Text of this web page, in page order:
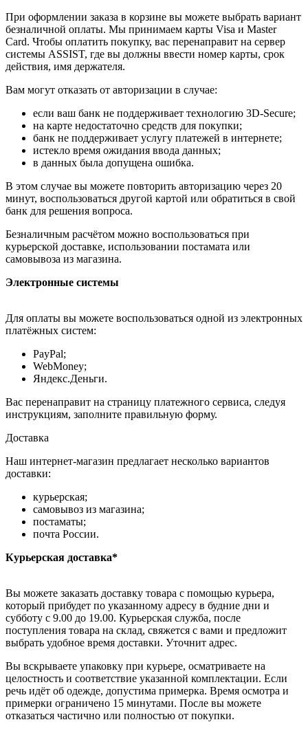
При оформлении заказа в корзине вы можете выбрать вариант
безналичной оплаты. Мы принимаем карты Visa и Master
Card. Чтобы оплатить покупку, вас перенаправит на сервер
системы ASSIST, где вы должны ввести номер карты, срок
действия, имя держателя.
Вам могут отказать от авторизации в случае:
если ваш банк не поддерживает технологию 3D-Secure;
на карте недостаточно средств для покупки;
банк не поддерживает услугу платежей в интернете;
истекло время ожидания ввода данных;
в данных была допущена ошибка.
В этом случае вы можете повторить авторизацию через 20
минут, воспользоваться другой картой или обратиться в свой
банк для решения вопроса.
Безналичным расчётом можно воспользоваться при
курьерской доставке, использовании постамата или
самовывоза из магазина.
Электронные системы
Для оплаты вы можете воспользоваться одной из электронных
платёжных систем:
PayPal;
WebMoney;
Яндекс.Деньги.
Вас перенаправит на страницу платежного сервиса, следуя
инструкциям, заполните правильную форму.
Доставка
Наш интернет-магазин предлагает несколько вариантов
доставки:
курьерская;
самовывоз из магазина;
постаматы;
почта России.
Курьерская доставка*
Вы можете заказать доставку товара с помощью курьера,
который прибудет по указанному адресу в будние дни и
субботу с 9.00 до 19.00. Курьерская служба, после
поступления товара на склад, свяжется с вами и предложит
выбрать удобное время доставки. Уточнит адрес.
Вы вскрываете упаковку при курьере, осматриваете на
целостность и соответствие указанной комплектации. Если
речь идёт об одежде, допустима примерка. Время осмотра и
примерки ограничено 15 минутами. После вы можете
отказаться частично или полностью от покупки.